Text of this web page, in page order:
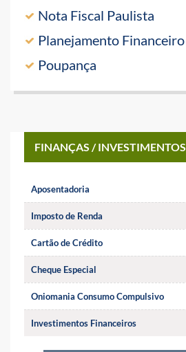
Nota Fiscal Paulista
Planejamento Financeiro
Poupança
FINANÇAS / INVESTIMENTOS
Aposentadoria
Imposto de Renda
Cartão de Crédito
Cheque Especial
Oniomania Consumo Compulsivo
Investimentos Financeiros